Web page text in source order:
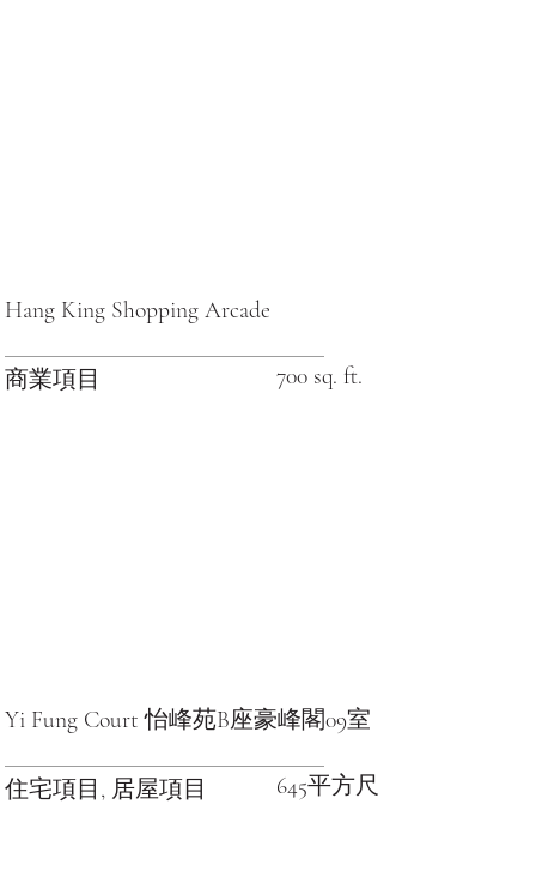
Hang King Shopping Arcade
商業項目 700 sq. ft.
Yi Fung Court 怡峰苑B座豪峰閣09室
住宅項目, 居屋項目 645平方尺